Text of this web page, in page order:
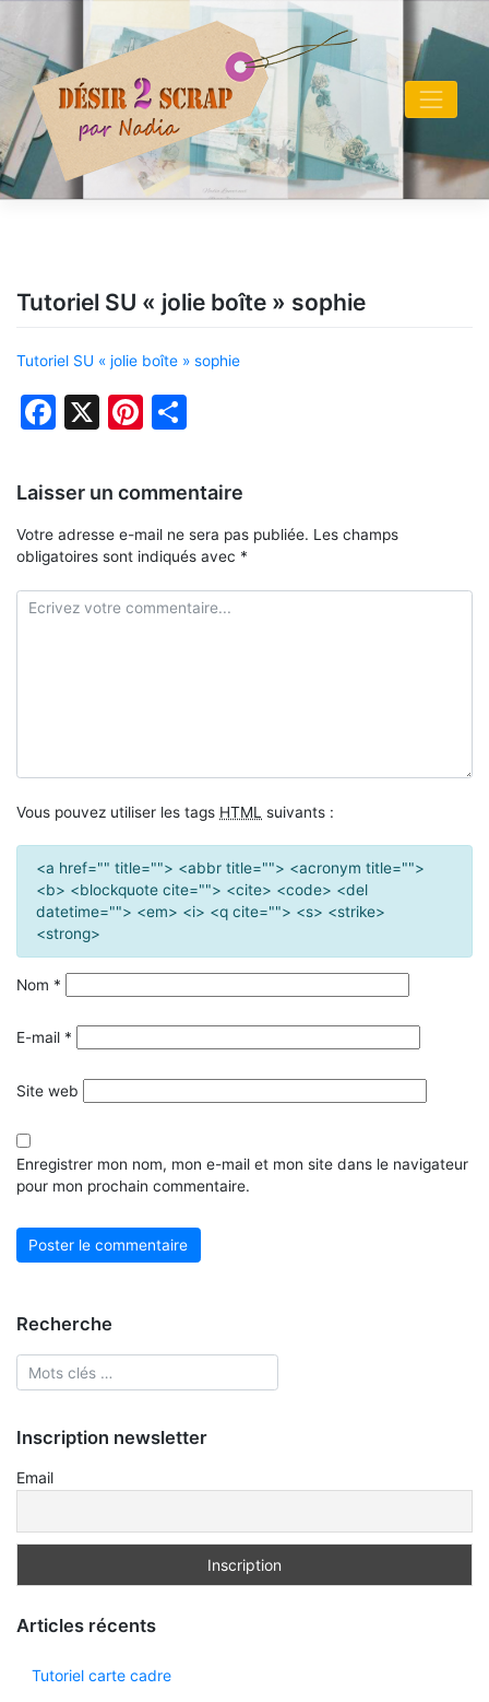
content
Tutoriel SU « jolie boîte » sophie
Tutoriel SU « jolie boîte » sophie
Facebook
X Pinterest
Laisser un commentaire
Votre adresse e-mail ne sera pas publiée. Les champs
obligatoires sont indiqués avec *
Vous pouvez utiliser les tags HTML suivants :
<a href="" title=""> <abbr title=""> <acronym title="">
<b> <blockquote cite=""> <cite> <code> <del
datetime=""> <em> <i> <q cite=""> <s> <strike>
<strong>
Nom *
E-mail *
Site web
Enregistrer mon nom, mon e-mail et mon site dans le navigateur
pour mon prochain commentaire.
Recherche
Inscription newsletter
Email
Articles récents
Tutoriel carte cadre